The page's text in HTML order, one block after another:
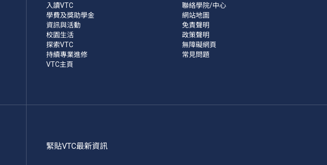
入讀VTC
學費及獎助學金
資訊與活動
校園生活
探索VTC
持續專業進修
VTC主頁
聯絡學院/中心
網站地圖
免責聲明
政策聲明
無障礙網頁
常見問題
緊貼VTC最新資訊